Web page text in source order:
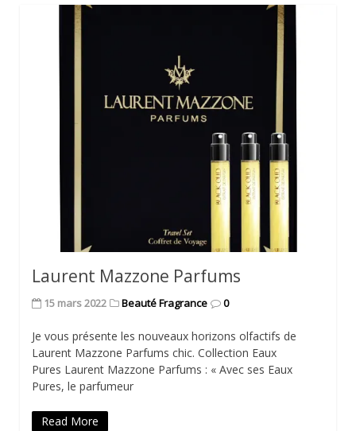
Laurent Mazzone Parfums
15 mars 2022 Beauté Fragrance 0
Je vous présente les nouveaux horizons olfactifs de
Laurent Mazzone Parfums chic. Collection Eaux
Pures Laurent Mazzone Parfums : « Avec ses Eaux
Pures, le parfumeur
Read More